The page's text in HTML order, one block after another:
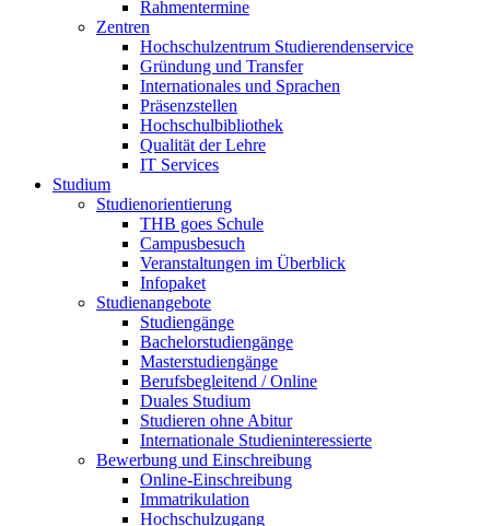
Rahmentermine
Zentren
Hochschulzentrum Studierendenservice
Gründung und Transfer
Internationales und Sprachen
Präsenzstellen
Hochschulbibliothek
Qualität der Lehre
IT Services
Studium
Studienorientierung
THB goes Schule
Campusbesuch
Veranstaltungen im Überblick
Infopaket
Studienangebote
Studiengänge
Bachelorstudiengänge
Masterstudiengänge
Berufsbegleitend / Online
Duales Studium
Studieren ohne Abitur
Internationale Studieninteressierte
Bewerbung und Einschreibung
Online-Einschreibung
Immatrikulation
Hochschulzugang